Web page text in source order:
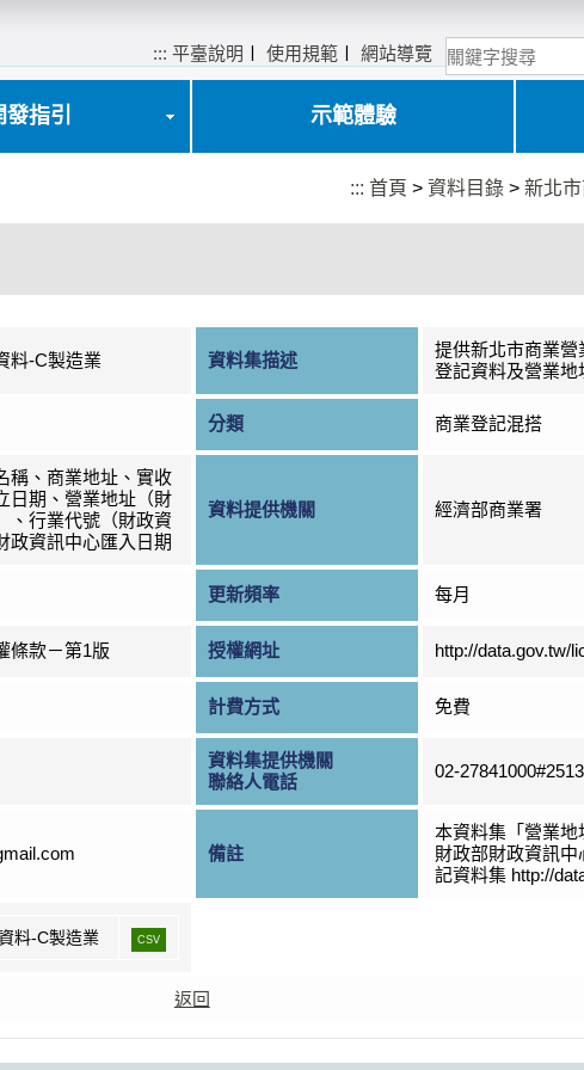
::: 平臺說明 〡使用規範 〡網站導覽
發指引 示範體驗
::: 首頁 >資料目錄 >新北
料-C製造業 資料集描述
提供新北市商業營
登記資料及營業地
分類 商業登記混搭
稱、商業地址、實收
日期、營業地址（財
、行業代號（財政資
政資訊中心匯入日期
資料提供機關 經濟部商業署
更新頻率 每月
條款－第1版 授權網址 http://data.gov.tw/
計費方式 免費
資料集提供機關
聯絡人電話
02-27841000#2513
備註
本資料集「營業地
財政部財政資訊
記資料集 http://
料-C製造業 CSV
返回